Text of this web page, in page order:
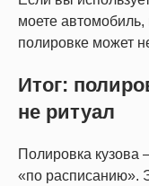
моете автомобиль,
полировке может
Итог:
не ритуал
Полировка кузова
«по расписанию».